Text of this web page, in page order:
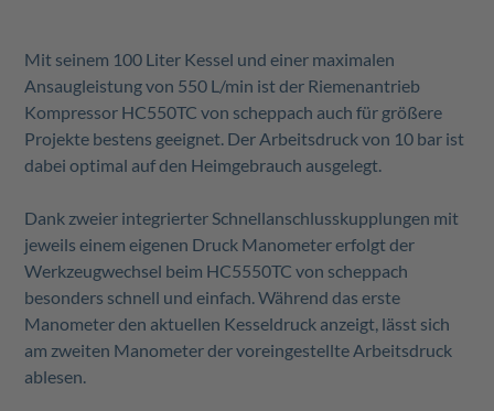
Mit seinem 100 Liter Kessel und einer maximalen
Ansaugleistung von 550 L/min ist der Riemenantrieb
Kompressor HC550TC von scheppach auch für größere
Projekte bestens geeignet. Der Arbeitsdruck von 10 bar ist
dabei optimal auf den Heimgebrauch ausgelegt.
Dank zweier integrierter Schnellanschlusskupplungen mit
jeweils einem eigenen Druck Manometer erfolgt der
Werkzeugwechsel beim HC5550TC von scheppach
besonders schnell und einfach. Während das erste
Manometer den aktuellen Kesseldruck anzeigt, lässt sich
am zweiten Manometer der voreingestellte Arbeitsdruck
ablesen.